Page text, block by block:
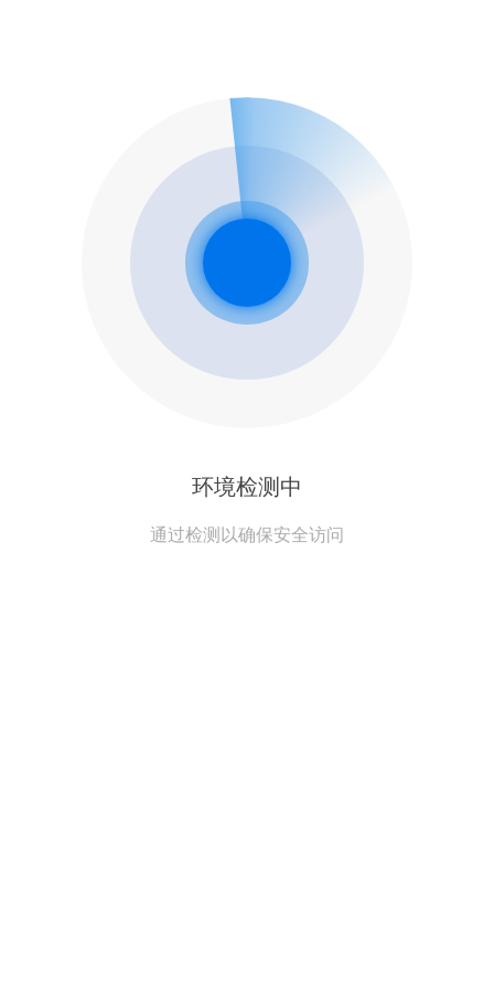
环境检测中
通过检测以确保安全访问